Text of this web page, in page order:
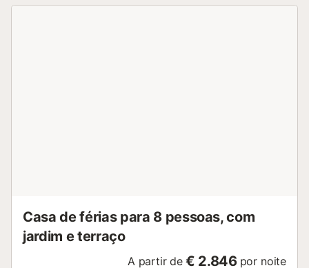
Casa de férias para 8 pessoas, com
jardim e terraço
A partir de € 2.846 por noite